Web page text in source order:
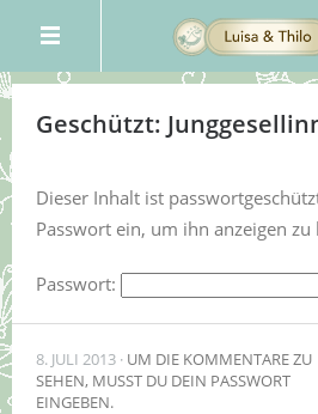
Geschützt:
Dieser Inhalt ist
Passwort ein, um ihn anzeigen zu
Passwort:
8. JULI 2013 UM DIE KOMMENTARE ZU
SEHEN, MUSST DU DEIN PASSWORT
EINGEBEN.